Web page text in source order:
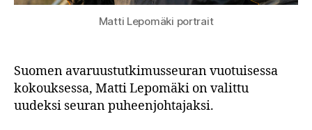
Matti Lepomäki portrait
Suomen avaruustutkimusseuran vuotuisessa
kokouksessa, Matti Lepomäki on valittu
uudeksi seuran puheenjohtajaksi.